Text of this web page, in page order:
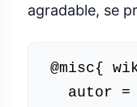
agradable, se